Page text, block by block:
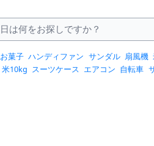
お菓子 ハンディファン サンダル 扇風機
米10kg スーツケース エアコン 自転車